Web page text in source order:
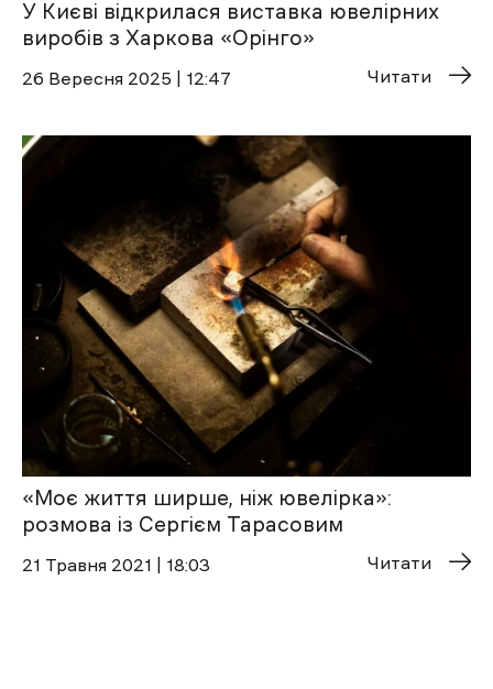
У Києві відкрилася виставка ювелірних
виробів з Харкова «Орінго»
26 Вересня 2025 | 12:47 Читати
«Моє життя ширше, ніж ювелірка»:
розмова із Сергієм Тарасовим
21 Травня 2021 | 18:03 Читати